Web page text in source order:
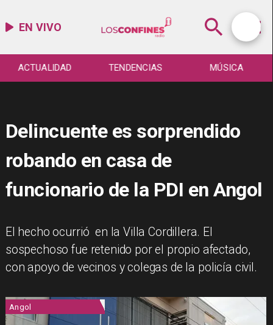
EN VIVO
ACTUALIDAD TENDENCIAS MÚSICA
Delincuente es sorprendido
robando en casa de
funcionario de la PDI en Angol
El hecho ocurrió en la Villa Cordillera. El
sospechoso fue retenido por el propio afectado,
con apoyo de vecinos y colegas de la policía civil.
Angol